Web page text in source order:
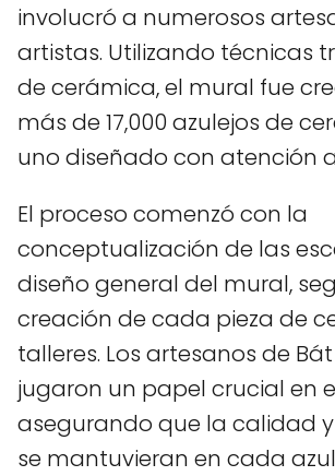
involucró a numerosos
artistas. Utilizando técnicas
de cerámica, el mural fue
más de 17,000 azulejos de
uno diseñado con atención
El proceso comenzó con la
conceptualización de las
diseño general del mural,
creación de cada pieza de
talleres. Los artesanos de
jugaron un papel crucial en
asegurando que la calidad
se mantuvieran en cada